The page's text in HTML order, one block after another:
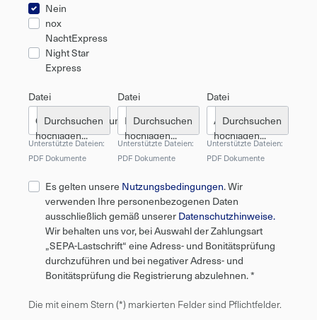
Nein
nox
NachtExpress
Night Star
Express
Datei
Gewerbeanmeldung
hochladen...
Unterstützte Dateien:
PDF Dokumente
Datei
Handwerkskarte
hochladen...
Unterstützte Dateien:
PDF Dokumente
Datei
Anmeldung
hochladen...
Unterstützte Dateien:
PDF Dokumente
Es gelten unsere Nutzungsbedingungen. Wir
verwenden Ihre personenbezogenen Daten
ausschließlich gemäß unsererDatenschutzhinweise.
Wir behalten uns vor, bei Auswahl der Zahlungsart
„SEPA-Lastschrift“ eine Adress- und Bonitätsprüfung
durchzuführen und bei negativer Adress- und
Bonitätsprüfung die Registrierung abzulehnen. *
Die mit einem Stern (*) markierten Felder sind Pflichtfelder.